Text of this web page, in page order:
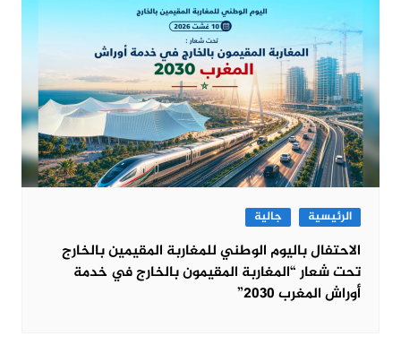
الرئيسية جالية
الاحتفال باليوم الوطني للمغاربة المقيمين بالخارج
تحت شعار “المغاربة المقيمون بالخارج في خدمة
أوراش المغرب 2030”